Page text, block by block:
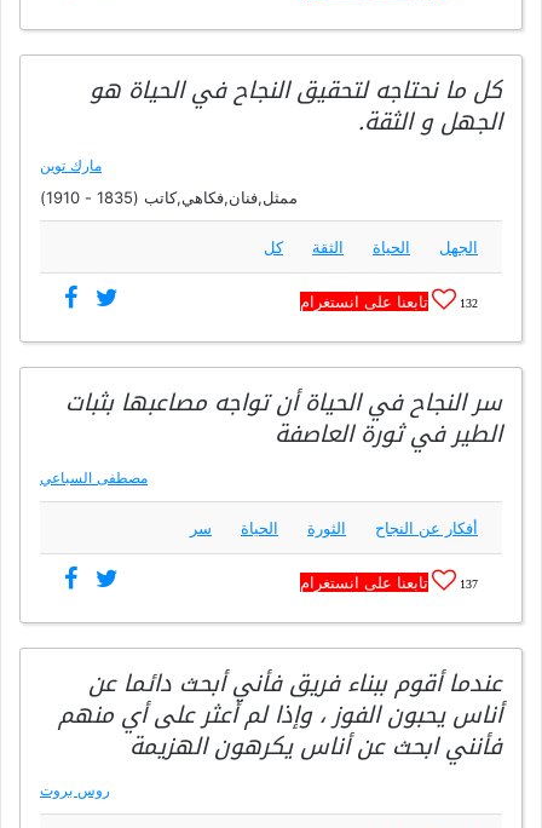
كل ما نحتاجه لتحقيق النجاح في الحياة هو
الجهل و الثقة.
مارك توين
ممثل,فنان,فكاهي,كاتب (1835 - 1910)
الجهل الحياة الثقة كل
132 تابعنا على انستغرام
سر النجاح في الحياة أن تواجه مصاعبها بثبات
الطير في ثورة العاصفة
مصطفى السباعي
أفكار عن النجاح الثورة الحياة سر
137 تابعنا على انستغرام
عندما أقوم ببناء فريق فأني أبحث دائما عن
أناس يحبون الفوز ، وإذا لم أعثر على أي منهم
فأنني ابحث عن أناس يكرهون الهزيمة
روس بروت